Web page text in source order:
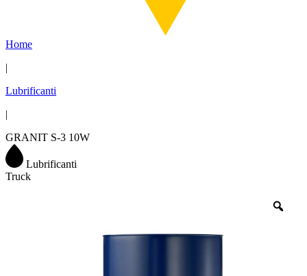
Home
|
Lubrificanti
|
GRANIT S-3 10W
Lubrificanti
Truck